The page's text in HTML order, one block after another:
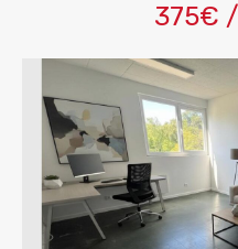
375€